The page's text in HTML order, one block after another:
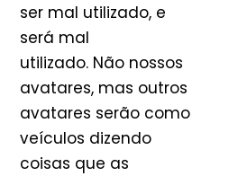
ser mal utilizado, e
será mal
utilizado. Não nossos
avatares, mas outros
avatares serão ​​como
veículos dizendo
coisas que as